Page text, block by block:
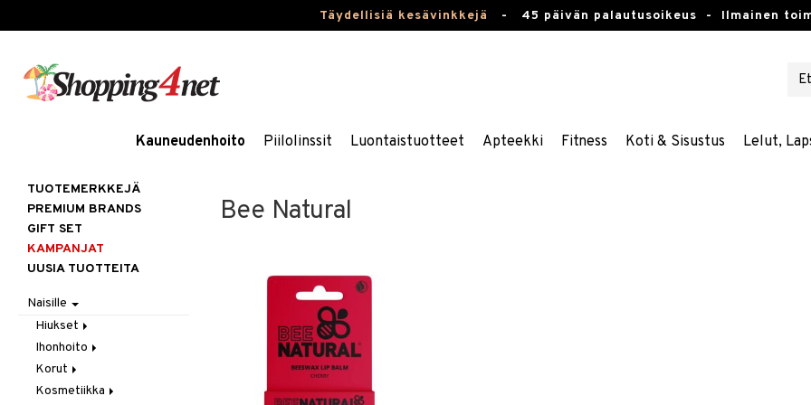
Täydellisiä kesävinkkejä - 45 päivän palautusoikeus - Ilmainen
Kauneudenhoito Piilolinssit Luontaistuotteet Apteekki Fitness Koti & Sisustus Lelut,
Bee Natural
TUOTEMERKKEJÄ
PREMIUM BRANDS
GIFT SET
KAMPANJAT
UUSIA TUOTTEITA
Naisille
Hiukset
Gift Set
Harjat / Kammat
Hiuskuurit
Ihonhoito
Aurinkotuotteet
Erikoistuotteet
Korut
Kaulakorut
Kosmetiikka